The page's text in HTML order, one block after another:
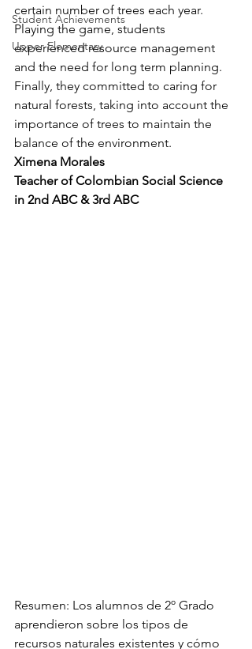
Student Achievements
Upper Elementary
certain number of trees each year.
Playing the game, students
experienced resource management
and the need for long term planning.
Finally, they committed to caring for
natural forests, taking into account the
importance of trees to maintain the
balance of the environment.
Ximena Morales
Teacher of Colombian Social Science
in 2nd ABC & 3rd ABC
Resumen: Los alumnos de 2º Grado
aprendieron sobre los tipos de
recursos naturales existentes y cómo